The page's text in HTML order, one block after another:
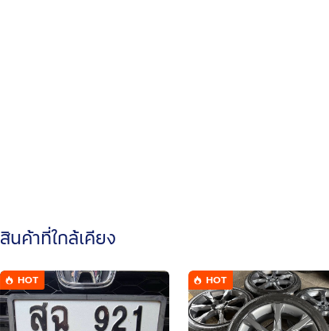
สินค้าที่ใกล้เคียง
HOT HOT